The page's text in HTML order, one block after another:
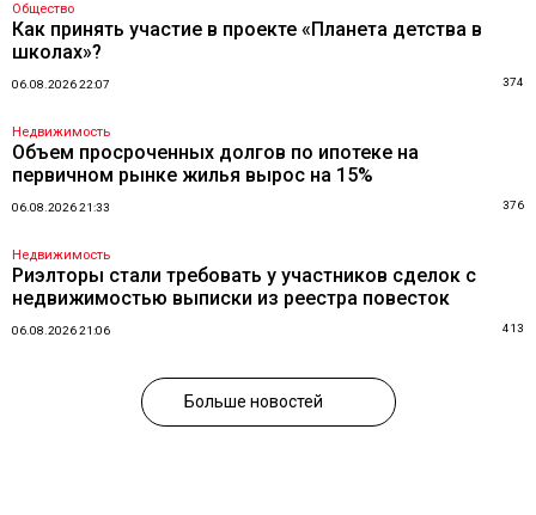
Общество
Как принять участие в проекте «Планета детства в
школах»?
06.08.2026 22:07 374
Недвижимость
Объем просроченных долгов по ипотеке на
первичном рынке жилья вырос на 15%
06.08.2026 21:33 376
Недвижимость
Риэлторы стали требовать у участников сделок с
недвижимостью выписки из реестра повесток
06.08.2026 21:06 413
Больше новостей